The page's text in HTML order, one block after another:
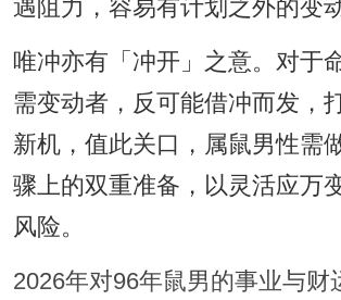
遇阻力，容易有计划之外的变动
唯冲亦有「冲开」之意。对于
需变动者，反可能借冲而发，
新机，值此关口，属鼠男性需
骤上的双重准备，以灵活应万
风险。
2026年对96年鼠男的事业与财